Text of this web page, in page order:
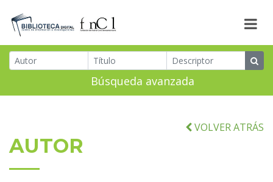
Búsqueda avanzada
VOLVER ATRÁS
AUTOR